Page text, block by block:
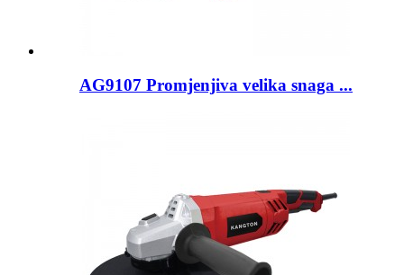
AG9107 Promjenjiva velika snaga ...